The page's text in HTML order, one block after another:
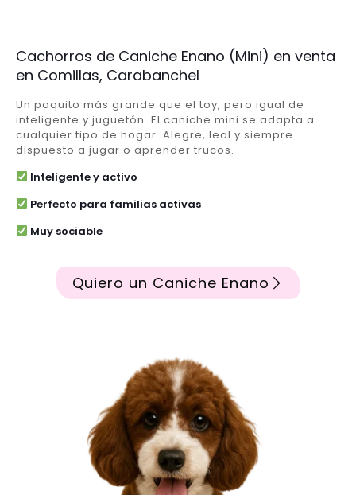
Cachorros de Caniche Enano (Mini) en venta
en Comillas, Carabanchel
Un poquito más grande que el toy, pero igual de
inteligente y juguetón. El caniche mini se adapta a
cualquier tipo de hogar. Alegre, leal y siempre
dispuesto a jugar o aprender trucos.
Inteligente y activo
Perfecto para familias activas
Muy sociable
Quiero un Caniche Enano